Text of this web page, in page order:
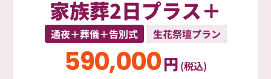
家族葬2日プラス＋
通夜＋葬儀＋告別式 生花祭壇プラン
590,000円 (税込)